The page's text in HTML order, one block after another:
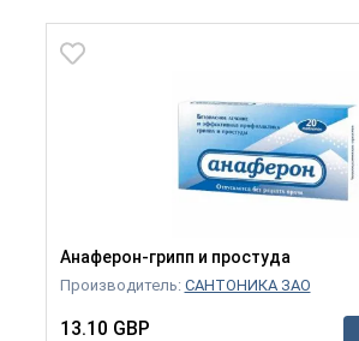
Анаферон-грипп и простуда
Производитель: САНТОНИКА ЗАО
13.10 GBP